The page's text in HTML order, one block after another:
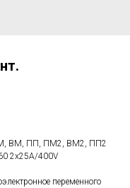
ПМ, ВМ, ПП, ПМ2, ВМ2, ПП2
2х25А/400V
переменного